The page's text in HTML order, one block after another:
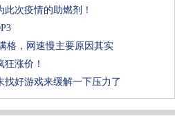
次疫情的助燃剂！
格，网速慢主要原因其实
涨价！
好游戏来缓解一下压力了